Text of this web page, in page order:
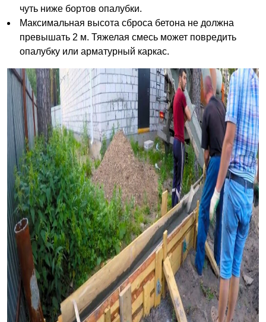
чуть ниже бортов опалубки.
Максимальная высота сброса бетона не должна
превышать 2 м. Тяжелая смесь может повредить
опалубку или арматурный каркас.